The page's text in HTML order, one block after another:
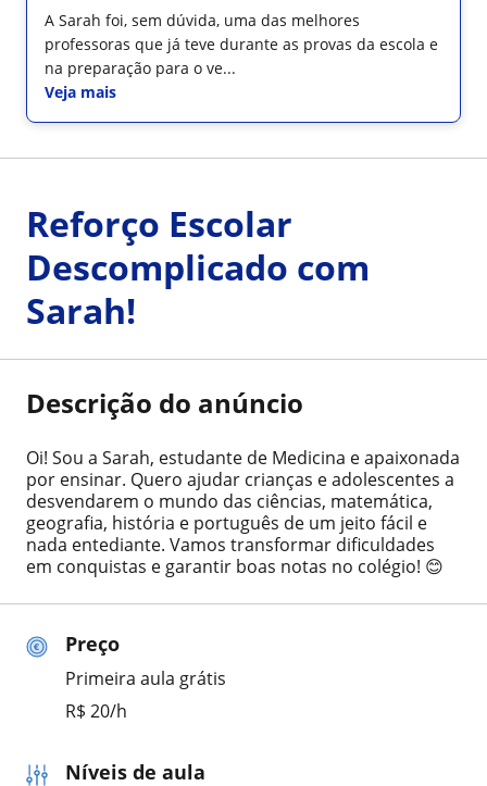
A Sarah foi, sem dúvida, uma das melhores
professoras que já teve durante as provas da escola e
na preparação para o ve...
Veja mais
Preço
Primeira aula grátis
R$ 20/h
Níveis de aula
Reforço Escolar
Descomplicado com
Sarah!
Descrição do anúncio
Oi! Sou a Sarah, estudante de Medicina e apaixonada
por ensinar. Quero ajudar crianças e adolescentes a
desvendarem o mundo das ciências, matemática,
geografia, história e português de um jeito fácil e
nada entediante. Vamos transformar dificuldades
em conquistas e garantir boas notas no colégio! 😊